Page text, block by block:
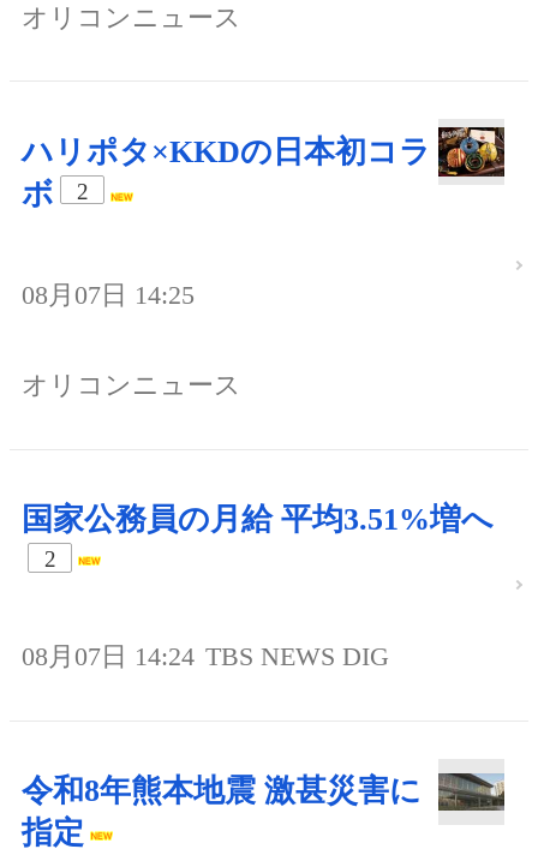
オリコンニュース
ハリポタ×KKDの日本初コラ
ボ
2
08月07日 14:25
オリコンニュース
国家公務員の月給 平均3.51%増へ
2
08月07日 14:24 TBS NEWS DIG
令和8年熊本地震 激甚災害に
指定